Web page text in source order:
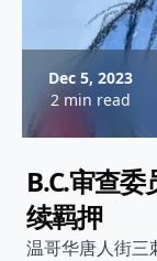
Dec 5, 2023
2 min read
B.C.审查
续羁押
温哥华唐人街三